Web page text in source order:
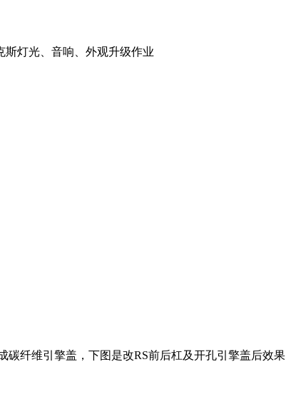
碳纤维引擎盖，下图是改RS前后杠及开孔引擎盖后效果